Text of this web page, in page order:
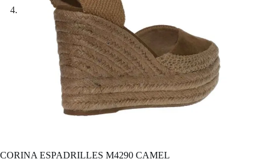
CORINA ESPADRILLES M4290 CAMEL